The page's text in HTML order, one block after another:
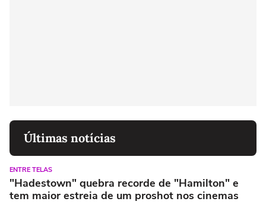
Últimas notícias
ENTRE TELAS
"Hadestown" quebra recorde de "Hamilton" e
tem maior estreia de um proshot nos cinemas